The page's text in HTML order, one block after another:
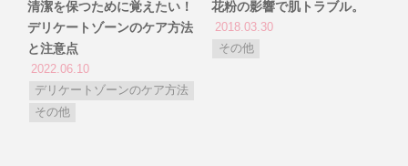
清潔を保つために覚えたい！
デリケートゾーンのケア方法
と注意点
2022.06.10
デリケートゾーンのケア方法
その他
花粉の影響で肌トラブル。
2018.03.30
その他